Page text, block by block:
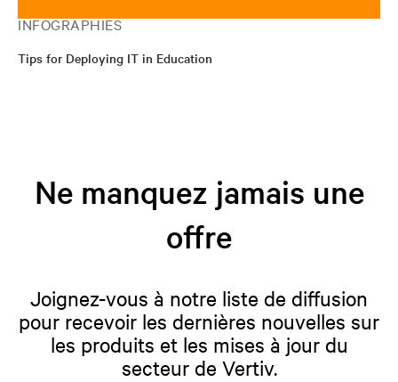
INFOGRAPHIES
Tips for Deploying IT in Education
Ne manquez jamais une
offre
Joignez-vous à notre liste de diffusion
pour recevoir les dernières nouvelles sur
les produits et les mises à jour du
secteur de Vertiv.